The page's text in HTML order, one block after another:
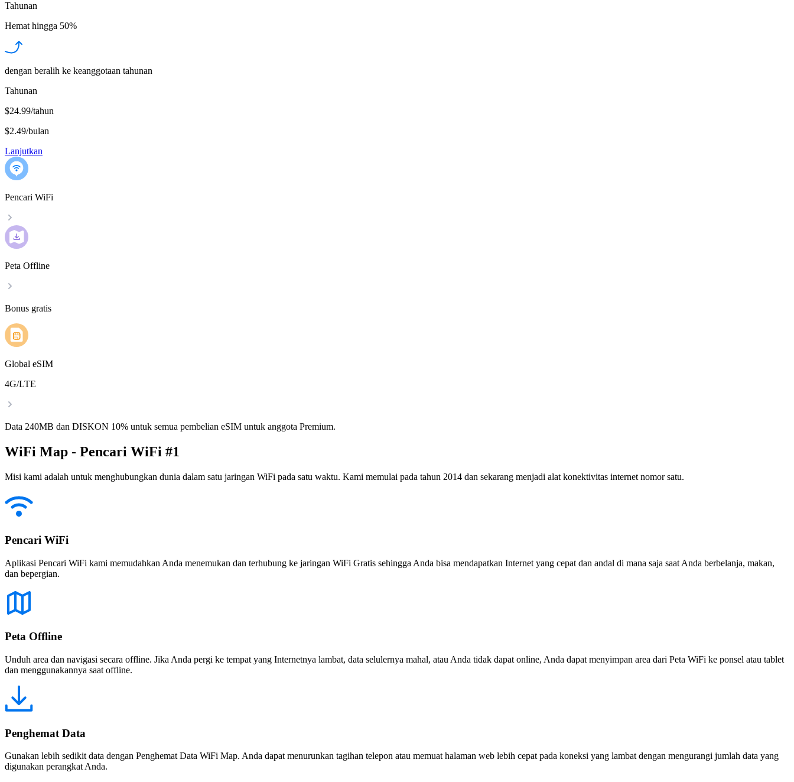
Tahunan
Hemat hingga 50%
dengan beralih ke keanggotaan tahunan
Tahunan
$24.99/tahun
$2.49/bulan
Lanjutkan
Pencari WiFi
Peta Offline
Bonus gratis
Global eSIM
4G/LTE
Data 240MB dan DISKON 10% untuk semua pembelian eSIM untuk anggota Premium.
WiFi Map - Pencari WiFi #1
Misi kami adalah untuk menghubungkan dunia dalam satu jaringan WiFi pada satu waktu. Kami memulai pada tahun 2014 dan sekarang menjadi alat konektivitas internet nomor satu.
Pencari WiFi
Aplikasi Pencari WiFi kami memudahkan Anda menemukan dan terhubung ke jaringan WiFi Gratis sehingga Anda bisa mendapatkan Internet yang cepat dan andal di mana saja saat Anda berbelanja, makan,
dan bepergian.
Peta Offline
Unduh area dan navigasi secara offline. Jika Anda pergi ke tempat yang Internetnya lambat, data selulernya mahal, atau Anda tidak dapat online, Anda dapat menyimpan area dari Peta WiFi ke ponsel atau tablet
dan menggunakannya saat offline.
Penghemat Data
Gunakan lebih sedikit data dengan Penghemat Data WiFi Map. Anda dapat menurunkan tagihan telepon atau memuat halaman web lebih cepat pada koneksi yang lambat dengan mengurangi jumlah data yang
digunakan perangkat Anda.